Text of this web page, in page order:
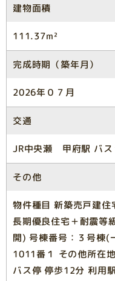
建物面積
111.37m²
完成時期（築年月）
2026年０７月
交通
JR中央瀬 甲府駅 バス
その他
物件種目 新築売戸建
長期優良住宅＋耐震
開) 号棟番号：３号棟(
1011番１ その他所在
バス停 停歩12分 利用